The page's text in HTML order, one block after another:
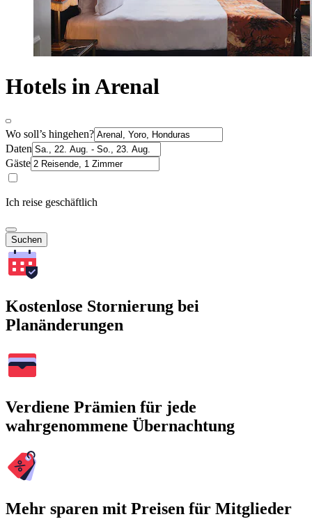
Hotels in Arenal
Wo soll’s hingehen?
Daten
Gäste
Ich reise geschäftlich
Suchen
Kostenlose Stornierung bei
Planänderungen
Verdiene Prämien für jede
wahrgenommene Übernachtung
Mehr sparen mit Preisen für Mitglieder